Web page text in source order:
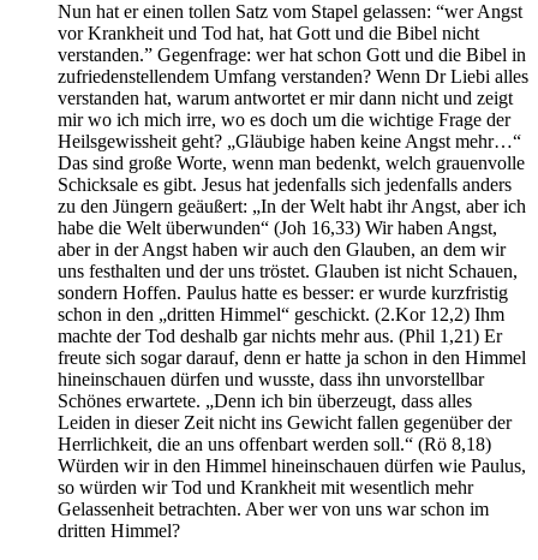
Nun hat er einen tollen Satz vom Stapel gelassen: “wer Angst
vor Krankheit und Tod hat, hat Gott und die Bibel nicht
verstanden.” Gegenfrage: wer hat schon Gott und die Bibel in
zufriedenstellendem Umfang verstanden? Wenn Dr Liebi alles
verstanden hat, warum antwortet er mir dann nicht und zeigt
mir wo ich mich irre, wo es doch um die wichtige Frage der
Heilsgewissheit geht? „Gläubige haben keine Angst mehr…“
Das sind große Worte, wenn man bedenkt, welch grauenvolle
Schicksale es gibt. Jesus hat jedenfalls sich jedenfalls anders
zu den Jüngern geäußert: „In der Welt habt ihr Angst, aber ich
habe die Welt überwunden“ (Joh 16,33) Wir haben Angst,
aber in der Angst haben wir auch den Glauben, an dem wir
uns festhalten und der uns tröstet. Glauben ist nicht Schauen,
sondern Hoffen. Paulus hatte es besser: er wurde kurzfristig
schon in den „dritten Himmel“ geschickt. (2.Kor 12,2) Ihm
machte der Tod deshalb gar nichts mehr aus. (Phil 1,21) Er
freute sich sogar darauf, denn er hatte ja schon in den Himmel
hineinschauen dürfen und wusste, dass ihn unvorstellbar
Schönes erwartete. „Denn ich bin überzeugt, dass alles
Leiden in dieser Zeit nicht ins Gewicht fallen gegenüber der
Herrlichkeit, die an uns offenbart werden soll.“ (Rö 8,18)
Würden wir in den Himmel hineinschauen dürfen wie Paulus,
so würden wir Tod und Krankheit mit wesentlich mehr
Gelassenheit betrachten. Aber wer von uns war schon im
dritten Himmel?